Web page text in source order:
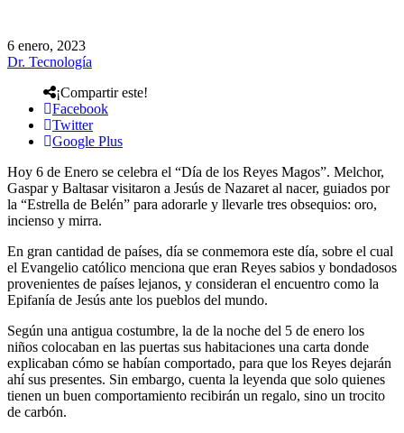
6 enero, 2023
Dr. Tecnología
¡Compartir este!
Facebook
Twitter
Google Plus
Hoy 6 de Enero se celebra el “Día de los Reyes Magos”. Melchor,
Gaspar y Baltasar visitaron a Jesús de Nazaret al nacer, guiados por
la “Estrella de Belén” para adorarle y llevarle tres obsequios: oro,
incienso y mirra.
En gran cantidad de países, día se conmemora este día, sobre el cual
el Evangelio católico menciona que eran Reyes sabios y bondadosos
provenientes de países lejanos, y consideran el encuentro como la
Epifanía de Jesús ante los pueblos del mundo.
Según una antigua costumbre, la de la noche del 5 de enero los
niños colocaban en las puertas sus habitaciones una carta donde
explicaban cómo se habían comportado, para que los Reyes dejarán
ahí sus presentes. Sin embargo, cuenta la leyenda que solo quienes
tienen un buen comportamiento recibirán un regalo, sino un trocito
de carbón.